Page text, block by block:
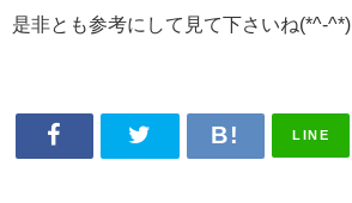
是非とも参考にして見て下さいね(*^-^*)
LINE